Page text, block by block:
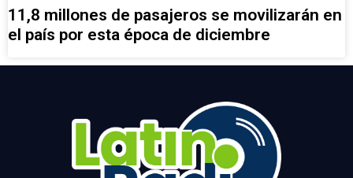
11,8 millones de pasajeros se movilizarán en
el país por esta época de diciembre